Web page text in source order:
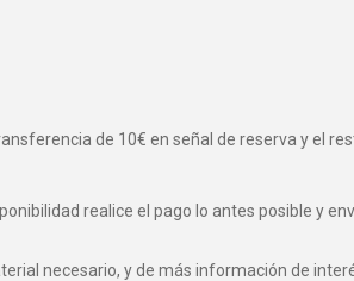
de 10€ en señal de reserva y el
realice el pago lo antes posible y
necesario, y de más información de